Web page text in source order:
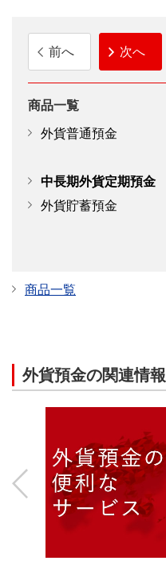
前へ 次へ
商品一覧
外貨普通預金
中長期外貨定期預金
外貨貯蓄預金
商品一覧
外貨預金の関連情報
Previous